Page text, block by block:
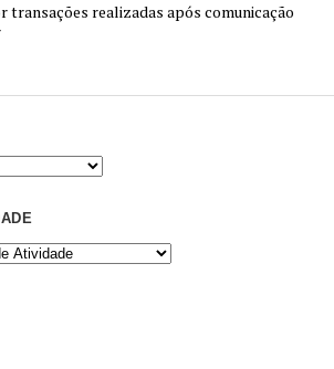
transações realizadas após comunicação